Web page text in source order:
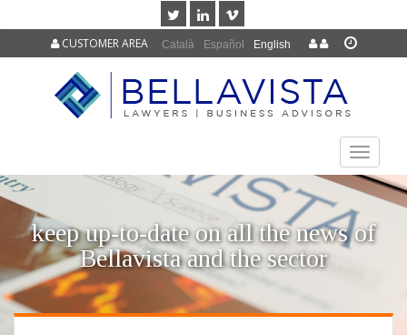
Català Español English
CUSTOMER AREA
TOGGLE
keep up-to-date on all the news of
Bellavista and the sector